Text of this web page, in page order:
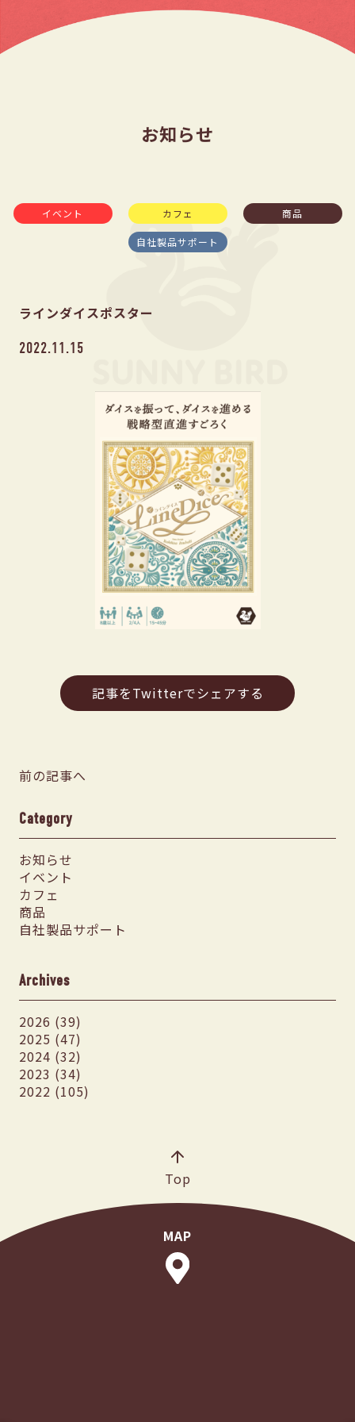
お知らせ
イベント カフェ 商品
自社製品サポート
ラインダイスポスター
2022.11.15
記事をTwitterでシェアする
前の記事へ
Category
お知らせ
イベント
カフェ
商品
自社製品サポート
Archives
2026 (39)
2025 (47)
2024 (32)
2023 (34)
2022 (105)
Top
MAP